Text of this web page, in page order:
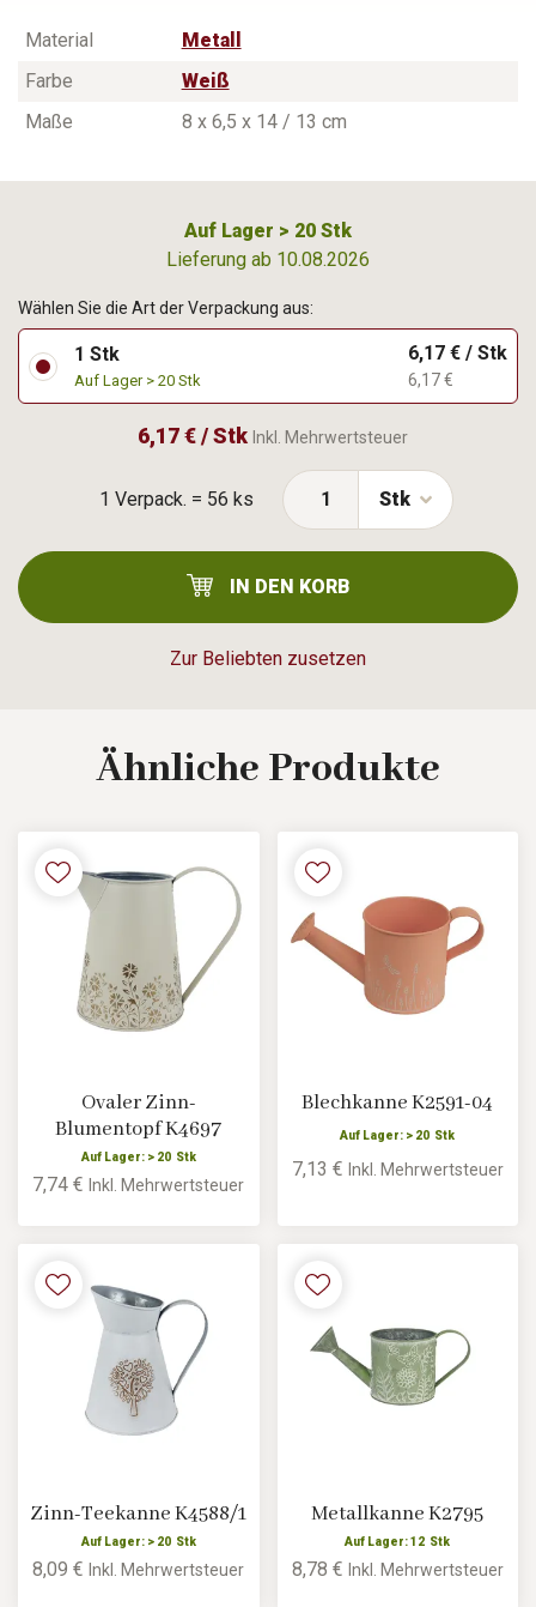
Material
Metall
Farbe
Weiß
Maße
8 x 6,5 x 14 / 13 cm
Auf Lager > 20 Stk
Lieferung ab 10.08.2026
1 Verpack. = 56 ks
Zur Beliebten zusetzen
Wählen Sie die Art der Verpackung aus:
1 Stk
Auf Lager > 20 Stk
6,17 € / Stk
6,17 €
6,17 € / Stk Inkl. Mehrwertsteuer
Stk
IN DEN KORB
Ähnliche Produkte
Ovaler Zinn-
Blumentopf K4697
Auf Lager: > 20 Stk
7,74 €Inkl. Mehrwertsteuer
Blechkanne K2591-04
Auf Lager: > 20 Stk
7,13 € Inkl. Mehrwertsteuer
Zinn-Teekanne K4588/1
Auf Lager: > 20 Stk
8,09 €Inkl. Mehrwertsteuer
Metallkanne K2795
Auf Lager: 12 Stk
8,78 € Inkl. Mehrwertsteuer